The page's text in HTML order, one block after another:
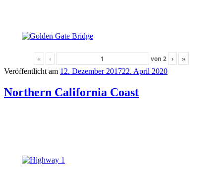
« ‹ von 2 ›
»
Veröffentlicht am 12. Dezember 201722. April 2020
Northern California Coast